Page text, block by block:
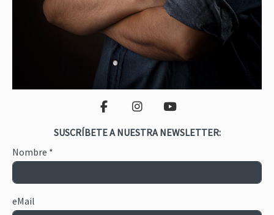
SUSCRÍBETE A NUESTRA NEWSLETTER:
Nombre *
eMail